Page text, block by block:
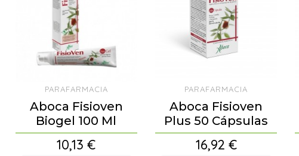
PARAFARMACIA
Aboca Fisioven
Biogel 100 Ml
Precio
10,13 €
PARAFARMACIA
Aboca Fisioven
Plus 50 Cápsulas
Precio
16,92 €